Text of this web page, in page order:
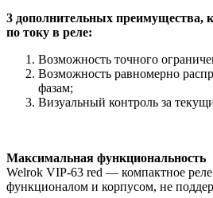
3 дополнительных преимущества,
по току в реле:
Возможность точного
Возможность равномерно
фазам;
Визуальный контроль за
Максимальная функциональность
Welrok VIP-63 red — компактное
функционалом и корпусом, не